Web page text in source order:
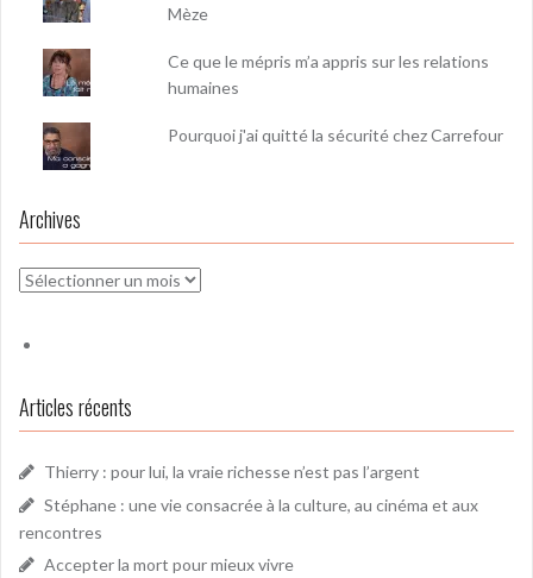
Mèze
Ce que le mépris m’a appris sur les relations
humaines
Pourquoi j'ai quitté la sécurité chez Carrefour
Archives
Archives
Articles récents
Thierry : pour lui, la vraie richesse n’est pas l’argent
Stéphane : une vie consacrée à la culture, au cinéma et aux
rencontres
Accepter la mort pour mieux vivre